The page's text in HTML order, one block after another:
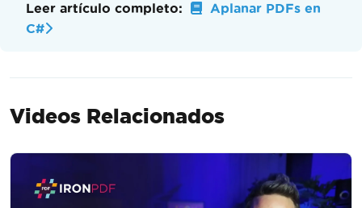
Leer artículo completo:
Aplanar PDFs en
C#
Videos Relacionados